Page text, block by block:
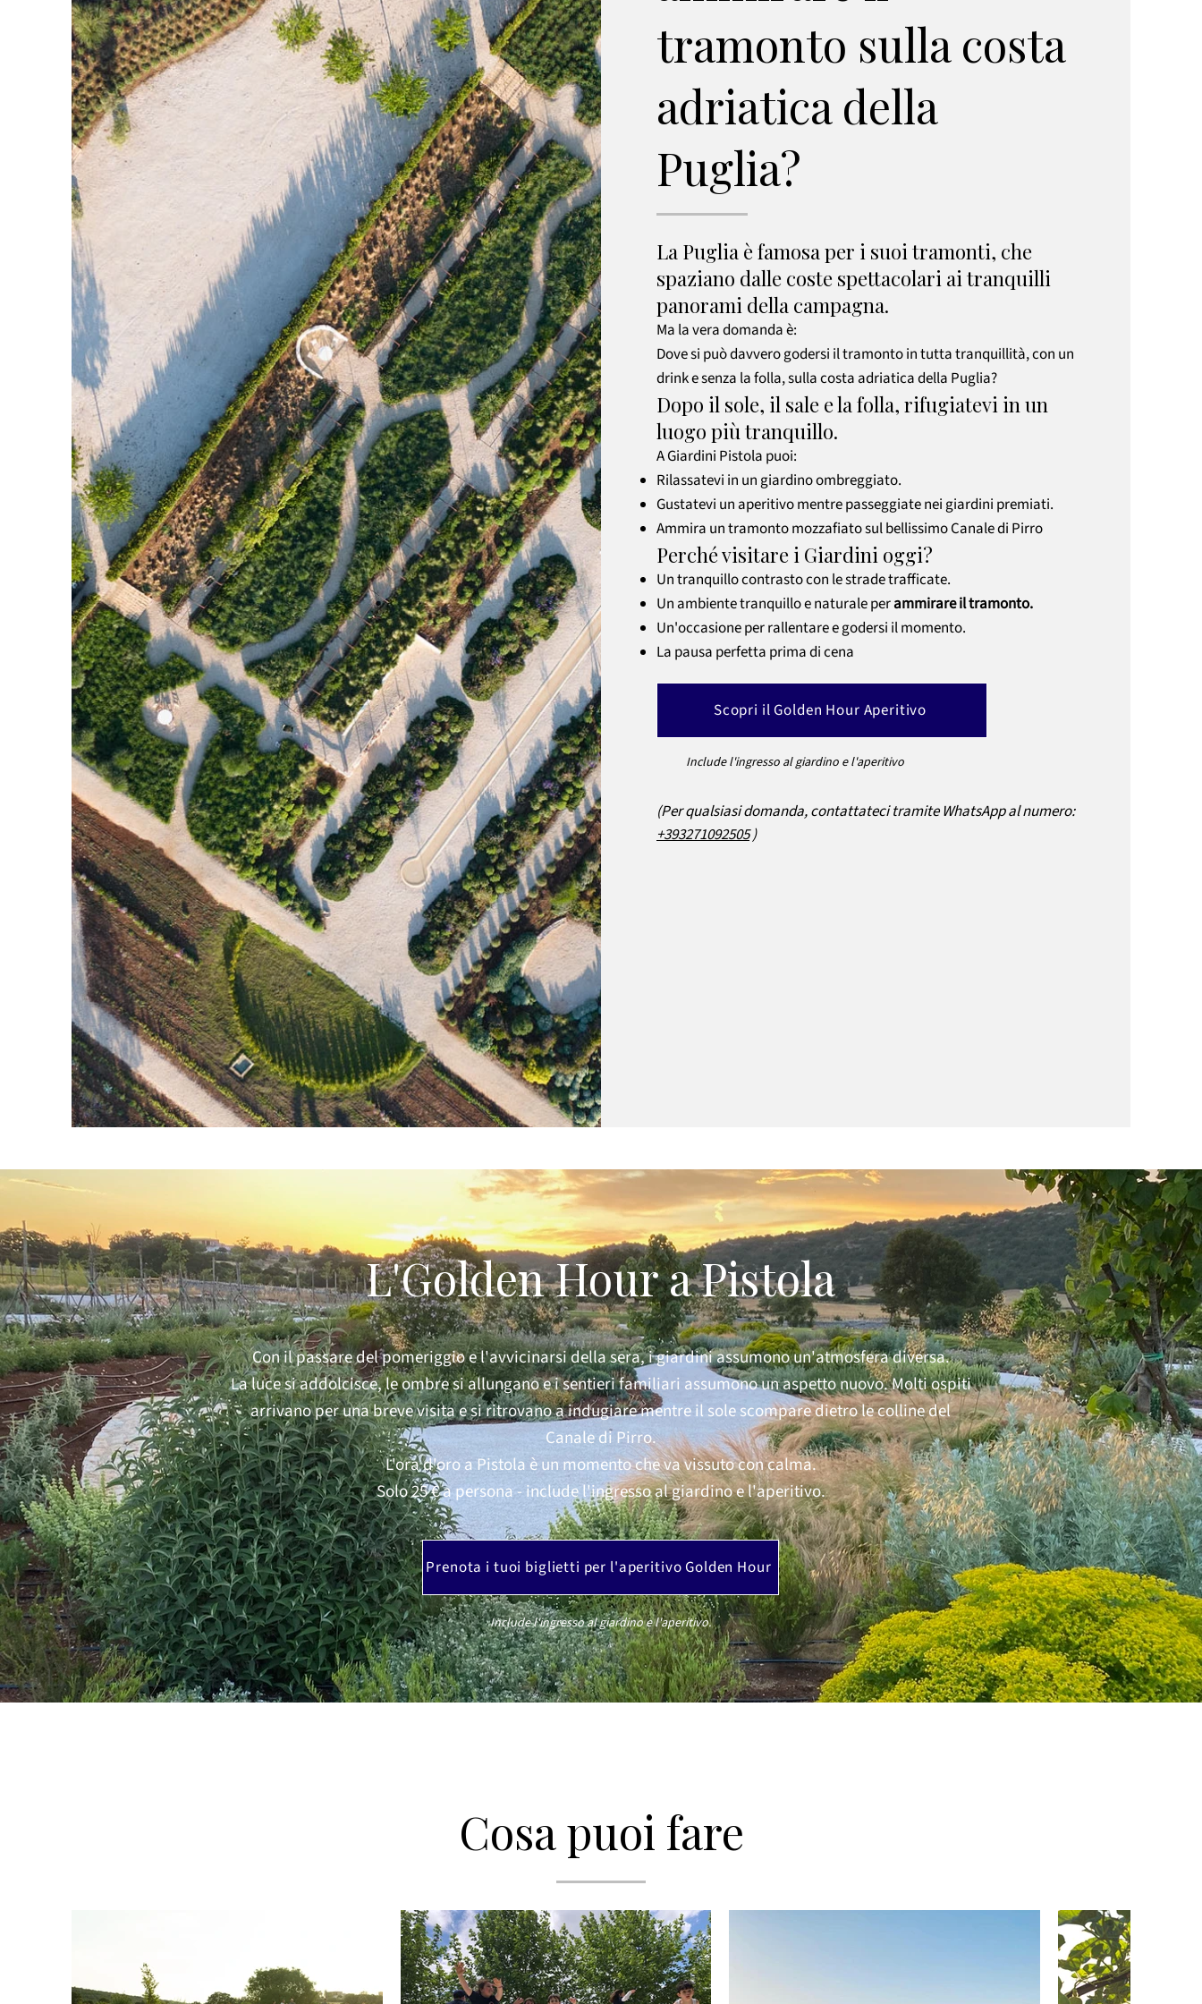
tramonto sulla costa
adriatica della
Puglia?
La Puglia è famosa per i suoi tramonti, che
spaziano dalle coste spettacolari ai tranquilli
panorami della campagna.
Ma la vera domanda è:
Dove si può davvero godersi il tramonto in tutta tranquillità, con un
drink e senza la folla, sulla costa adriatica della Puglia?
Dopo il sole, il sale e la folla, rifugiatevi in un
luogo più tranquillo.
A Giardini Pistola puoi:
Rilassatevi in un giardino ombreggiato.
Gustatevi un aperitivo mentre passeggiate nei giardini premiati.
Ammira un tramonto mozzafiato sul bellissimo Canale di Pirro
Perché visitare i Giardini oggi?
Un tranquillo contrasto con le strade trafficate.
Un ambiente tranquillo enaturaleperammirare il tramonto.
Un'occasione per rallentare e godersi il momento.
La pausa perfetta prima di cena
Scopri il Golden Hour Aperitivo
Include l'ingresso al giardino e l'aperitivo
(Per qualsiasi domanda, contattateci tramite WhatsApp al numero:
+393271092505)
L'Golden Hour a Pistola
Con il passare del pomeriggio e l'avvicinarsi della sera, i giardini assumono un'atmosfera diversa.
La luce si addolcisce, le ombre si allungano e i sentieri familiari assumono un aspetto nuovo. Molti ospiti
arrivano per una breve visita e si ritrovano a indugiare mentre il sole scompare dietro le colline del
Canale di Pirro.
L'ora d'oro a Pistola è un momento che va vissuto con calma.
Solo 25 € a persona - include l'ingresso al giardino e l'aperitivo.
Prenota i tuoi biglietti per l'aperitivo Golden Hour
Include l'ingresso al giardino e l'aperitivo.
Cosa puoi fare